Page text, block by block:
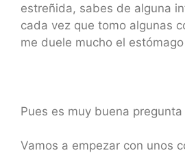
estreñida, sabes de alguna
cada vez que tomo algunas
me duele mucho el
Pues es muy buena pregunta
Vamos a empezar con unos